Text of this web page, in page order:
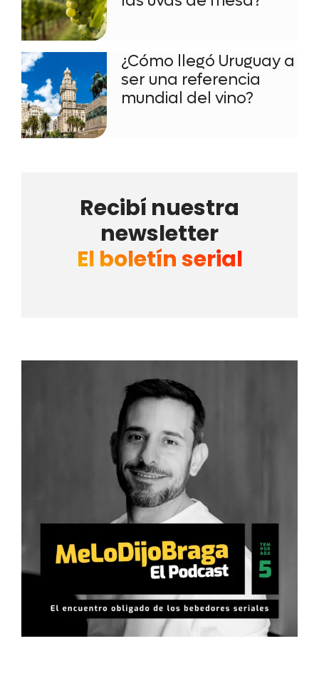
¿Cómo llegó Uruguay a
ser una referencia
mundial del vino?
Recibí nuestra
newsletter
El boletín serial